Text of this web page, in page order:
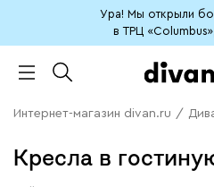
Ура! Мы открыли
в ТРЦ
Интернет-магазин divan.ru /
Кресла в